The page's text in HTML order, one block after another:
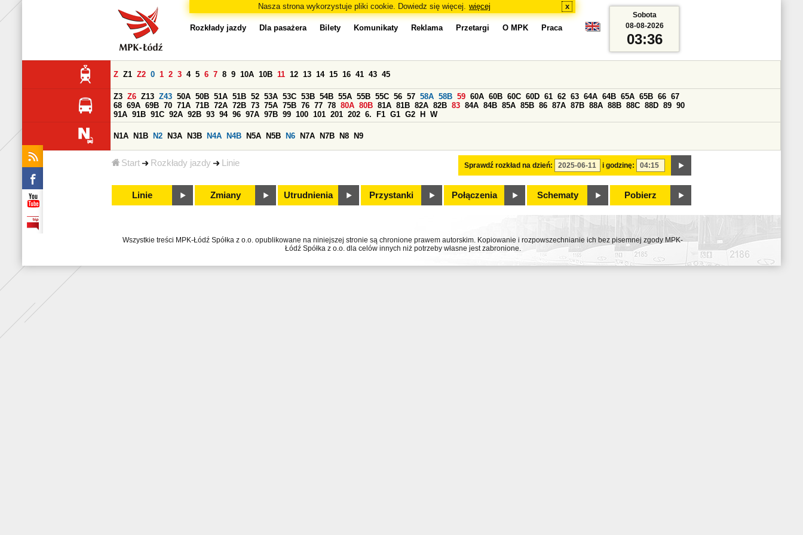
Nasza strona wykorzystuje pliki cookie. Dowiedz się więcej. więcej x
Start Rozkłady jazdy Linie
Rozkłady jazdy Dla pasażera Bilety Komunikaty Reklama Przetargi O MPK Praca
Sprawdź rozkład na dzień: i godzinę:
Z Z1 Z2 0 1 2 3 4 5 6 7 8 9 10A 10B 11 12 13 14 15 16 41 43 45
Z3 Z6 Z13 Z43 50A 50B 51A 51B 52 53A 53C 53B 54B 55A 55B 55C 56 57 58A 58B 59 60A 60B 60C 60D 61 62 63 64A 64B 65A 65B 66 67
68 69A 69B 70 71A 71B 72A 72B 73 75A 75B 76 77 78 80A 80B 81A 81B 82A 82B 83 84A 84B 85A 85B 86 87A 87B 88A 88B 88C 88D 89 90
91A 91B 91C 92A 92B 93 94 96 97A 97B 99 100 101 201 202 6. F1 G1 G2 H W
N1A N1B N2 N3A N3B N4A N4B N5A N5B N6 N7A N7B N8 N9
Linie Zmiany Utrudnienia Przystanki Połączenia Schematy Pobierz
Sobota
08-08-2026
03:36
Wszystkie treści MPK-Łódź Spółka z o.o. opublikowane na niniejszej stronie są chronione prawem autorskim. Kopiowanie i rozpowszechnianie ich bez pisemnej zgody MPK-
Łódź Spółka z o.o. dla celów innych niż potrzeby własne jest zabronione.